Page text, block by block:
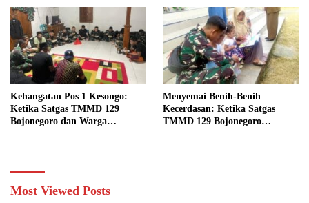
Kehangatan Pos 1 Kesongo:
Ketika Satgas TMMD 129
Bojonegoro dan Warga
Menyemai Benih-Benih
Kecerdasan: Ketika Satgas
TMMD 129 Bojonegoro
Most Viewed Posts